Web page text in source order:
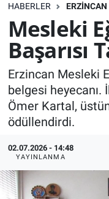
HABERLER ERZINCAN
Mesleki
Başarısı
Erzincan Mesleki
belgesi heyecanı.
Ömer Kartal,
ödüllendirdi.
02.07.2026 - 14:48
YAYINLANMA
EKONOMİ
Bilim, teknoloji
GENEL
KÜLTÜR-
Yerel Haber
Politika